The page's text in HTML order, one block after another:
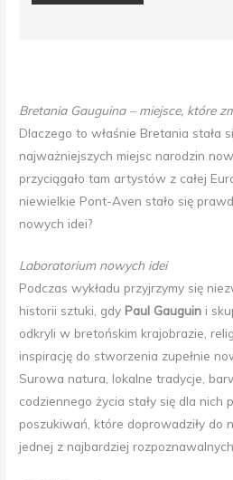
Bretania Gauguina – miejsce, które
Dlaczego to właśnie Bretania stała
najważniejszych miejsc narodzin
przyciągało tam artystów z całej
niewielkie Pont-Aven stało się
nowych idei?
Laboratorium nowych idei
Podczas wykładu przyjrzymy się
historii sztuki, gdy Paul Gauguin i
odkryli w bretońskim krajobrazie,
inspirację do stworzenia zupełnie
Surowa natura, lokalne tradycje,
codziennego życia stały się dla nich
poszukiwań, które doprowadziły do
jednej z najbardziej